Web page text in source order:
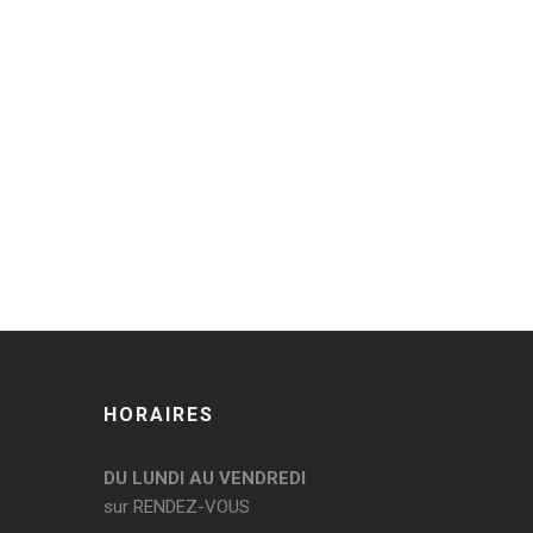
HORAIRES
DU LUNDI AU VENDREDI
sur RENDEZ-VOUS